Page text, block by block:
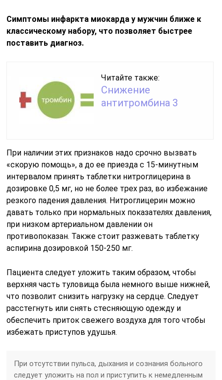
Симптомы инфаркта миокарда у мужчин ближе к
классическому набору, что позволяет быстрее
поставить диагноз.
Читайте также:
Снижение
антитромбина 3
При наличии этих признаков надо срочно вызвать
«скорую помощь», а до ее приезда с 15‑минутным
интервалом принять таблетки нитроглицерина в
дозировке 0,5 мг, но не более трех раз, во избежание
резкого падения давления. Нитроглицерин можно
давать только при нормальных показателях давления,
при низком артериальном давлении он
противопоказан. Также стоит разжевать таблетку
аспирина дозировкой 150-250 мг.
Пациента следует уложить таким образом, чтобы
верхняя часть туловища была немного выше нижней,
что позволит снизить нагрузку на сердце. Следует
расстегнуть или снять стесняющую одежду и
обеспечить приток свежего воздуха для того чтобы
избежать приступов удушья.
При отсутствии пульса, дыхания и сознания больного
следует уложить на пол и приступить к немедленным